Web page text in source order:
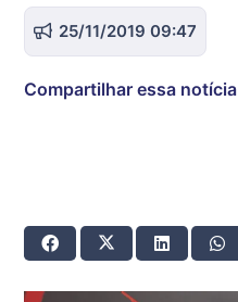
25/11/2019 09:47
Compartilhar essa notícia